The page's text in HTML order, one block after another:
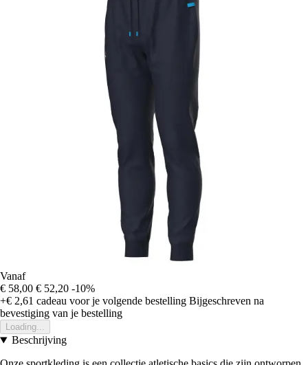
Vanaf
€ 58,00 € 52,20 -10%
+€ 2,61 cadeau voor je volgende bestelling Bijgeschreven na
bevestiging van je bestelling
Loading...
Beschrijving